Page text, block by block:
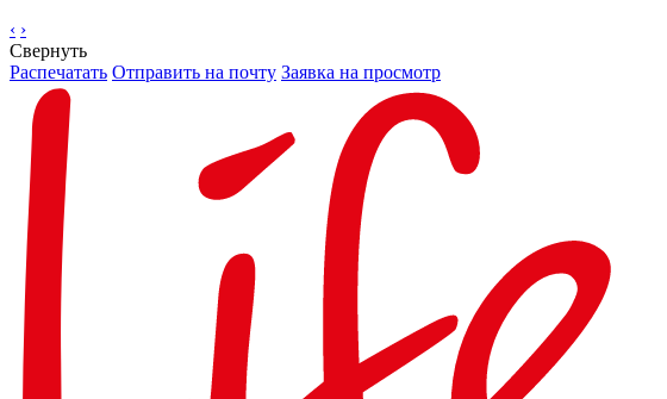
‹ ›
Свернуть
Распечатать Отправить на почту Заявка на просмотр